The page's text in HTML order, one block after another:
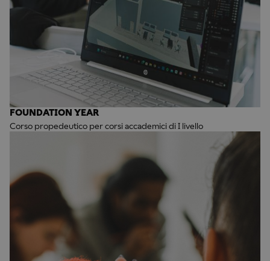
FOUNDATION YEAR
Corso propedeutico per corsi accademici di I livello